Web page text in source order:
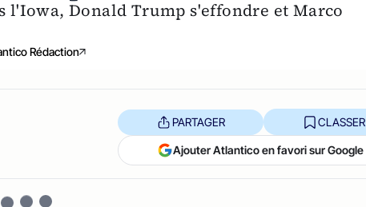
l'Iowa, Donald Trump s'effondre et Marco
Rédaction
PARTAGER CLASSER
Ajouter Atlantico en favori sur Google